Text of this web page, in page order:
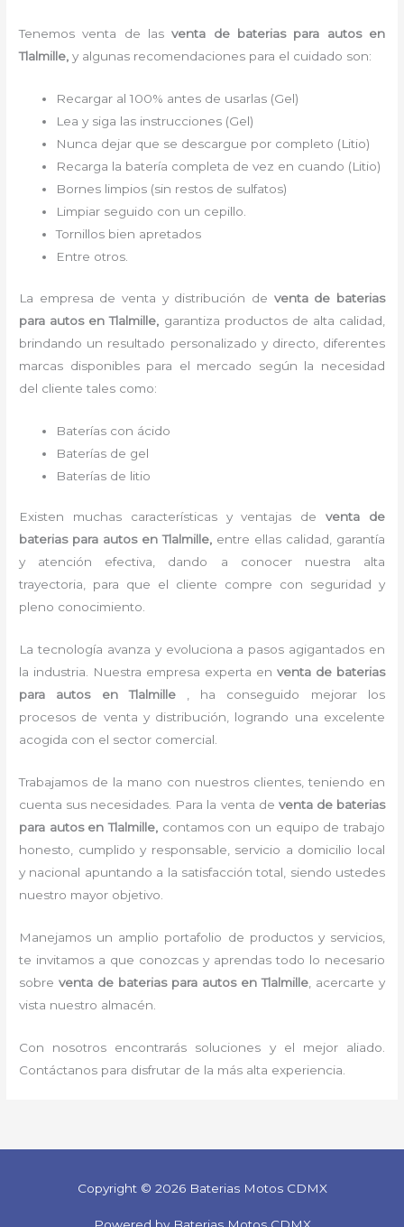
Tenemos venta de lasventa de baterias para autosen
Tlalmille,y algunas recomendaciones para el cuidado son:
Recargar al 100% antes de usarlas (Gel)
Lea y siga las instrucciones (Gel)
Nunca dejar que se descargue por completo (Litio)
Recarga la batería completa de vez en cuando (Litio)
Bornes limpios (sin restos de sulfatos)
Limpiar seguido con un cepillo.
Tornillos bien apretados
Entre otros.
La empresa de venta y distribución de venta de baterias
para autosen Tlalmille, garantiza productos de alta calidad,
brindando un resultado personalizado y directo, diferentes
marcas disponibles para el mercado según la necesidad
del cliente tales como:
Baterías con ácido
Baterías de gel
Baterías de litio
Existen muchas características y ventajas deventa de
baterias para autos en Tlalmille, entre ellas calidad, garantía
y atención efectiva, dando a conocer nuestra alta
trayectoria, para que el cliente compre con seguridad y
pleno conocimiento.
La tecnología avanza y evoluciona a pasos agigantados en
la industria. Nuestra empresa experta en venta de baterias
para autosen Tlalmille
, ha conseguido mejorar los
procesos de venta y distribución, logrando una excelente
acogida con el sector comercial.
Trabajamos de la mano con nuestros clientes, teniendo en
cuenta sus necesidades. Para la venta de venta de baterias
para autos en Tlalmille, contamos con un equipo de trabajo
honesto, cumplido y responsable, servicio a domicilio local
y nacional apuntando a la satisfacción total, siendo ustedes
nuestro mayor objetivo.
Manejamos un amplio portafolio de productos y servicios,
te invitamos a que conozcas y aprendas todo lo necesario
sobreventa de baterias para autosen Tlalmille , acercarte y
vista nuestro almacén.
Con nosotros encontrarás soluciones y el mejor aliado.
Contáctanos para disfrutar de la más alta experiencia.
Copyright © 2026 Baterias Motos CDMX